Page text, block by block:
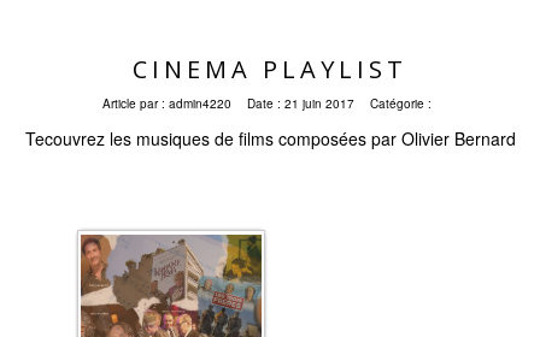
CINEMA PLAYLIST
Article par : admin4220 Date : 21 juin 2017 Catégorie :
Tecouvrez les musiques de films composées par Olivier Bernard